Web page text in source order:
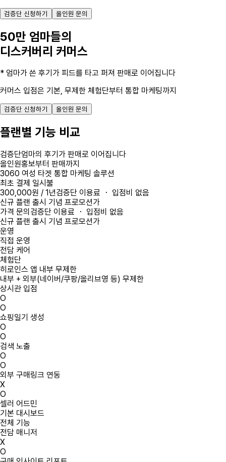
검증단 신청하기 올인원 문의
50만 엄마들의
디스커버리 커머스
* 엄마가 쓴 후기가 피드를 타고 퍼져 판매로 이어집니다
커머스 입점은 기본, 무제한 체험단부터 통합 마케팅까지
검증단 신청하기 올인원 문의
플랜별 기능 비교
검증단엄마의 후기가 판매로 이어집니다
올인원홍보부터 판매까지
3060 여성 타겟 통합 마케팅 솔루션
최초 결제 일시불
300,000원 / 1년검증단 이용료 ・ 입점비 없음
신규 플랜 출시 기념 프로모션가
가격 문의 검증단 이용료 ・ 입점비 없음
신규 플랜 출시 기념 프로모션가
운영
직접 운영
전담 케어
체험단
히로인스 앱 내부 무제한
내부 + 외부(네이버/쿠팡/올리브영 등) 무제한
상시관 입점
O
O
쇼핑일기 생성
O
O
검색 노출
O
O
외부 구매링크 연동
X
O
셀러 어드민
기본 대시보드
전체 기능
전담 매니저
X
O